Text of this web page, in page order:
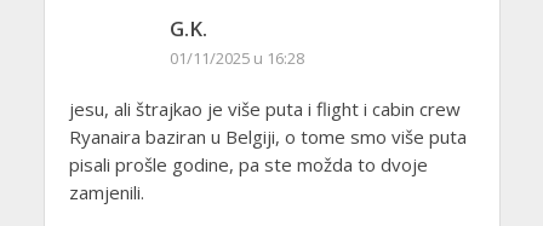
G.K.
01/11/2025 u 16:28
jesu, ali štrajkao je više puta i flight i cabin crew
Ryanaira baziran u Belgiji, o tome smo više puta
pisali prošle godine, pa ste možda to dvoje
zamjenili.